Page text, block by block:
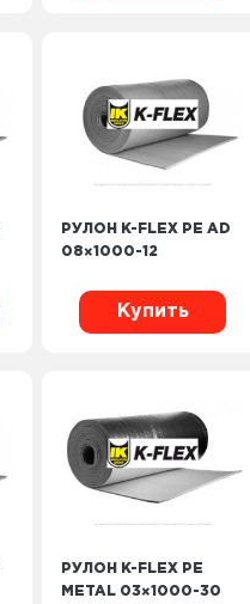
РУЛОН K-FLEX PE AD
08×1000-12
Купить
РУЛОН K-FLEX PE
METAL 03×1000-30